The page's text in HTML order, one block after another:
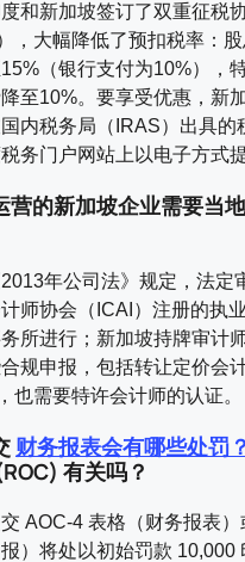
和新加坡签订了双重征税
，大幅降低了预扣税率：股
（银行支付为10%），
至10%。要享受优惠，新
内税务局（IRAS）出具的
务门户网站上以电子方式
营的新加坡企业需要当
年公司法》规定，法定
师协会（ICAI）注册的执
所进行；新加坡持牌审计
规申报，包括转让定价会
也需要特许会计师的认证。
财务报表会有哪些处罚？
有关吗？
AOC-4 表格（财务报表）
报）将处以初始罚款 10,000